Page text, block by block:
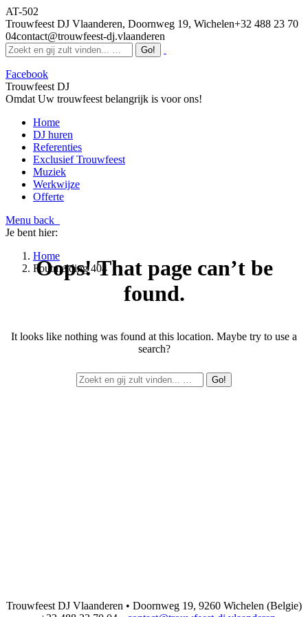
AT-502
Trouwfeest DJ Vlaanderen, Doornweg 19, Wichelen+32 488 23 70
04contact@trouwfeest-dj.vlaanderen
Facebook
Trouwfeest DJ
Omdat Uw trouwfeest belangrijk is voor ons!
Home
DJ huren
Referenties
Exclusief Trouwfeest
Muziek
Werkwijze
Offerte
Menu back
Je bent hier:
Home
Foutmelding 404
Oops! That page can’t be
found.
It looks like nothing was found at this location. Maybe try to use a
search?
Trouwfeest DJ Vlaanderen • Doornweg 19, 9260 Wichelen (Belgie)